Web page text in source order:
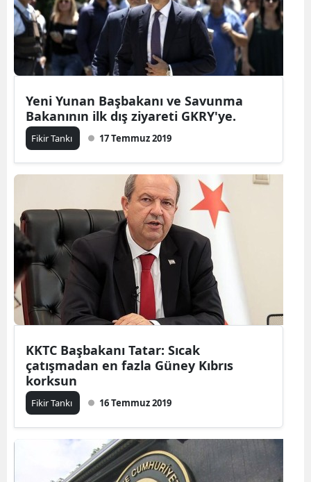
Yeni Yunan Başbakanı ve Savunma
Bakanının ilk dış ziyareti GKRY'ye.
Fikir Tankı 17 Temmuz 2019
KKTC Başbakanı Tatar: Sıcak
çatışmadan en fazla Güney Kıbrıs
korksun
Fikir Tankı 16 Temmuz 2019